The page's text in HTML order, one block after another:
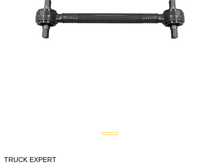
TRUCK EXPERT